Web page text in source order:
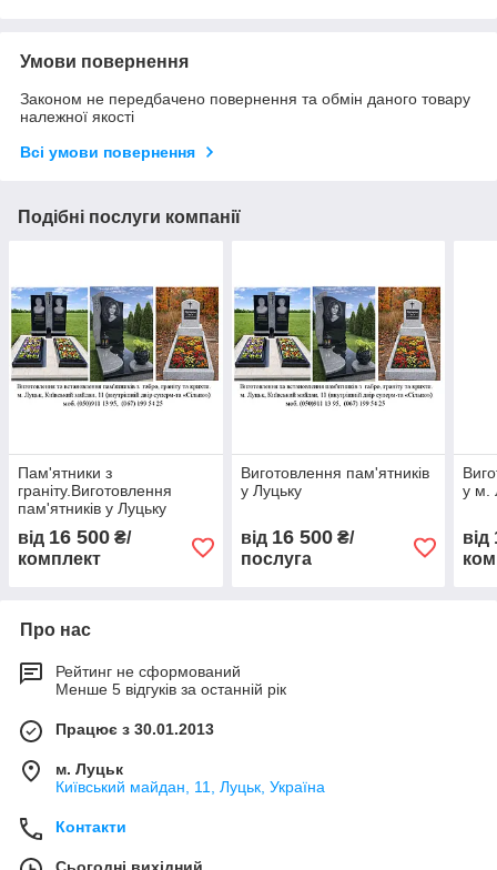
Умови повернення
Законом не передбачено повернення та обмін даного товару
належної якості
Всі умови повернення
Подібні послуги компанії
Пам'ятники з
граніту.Виготовлення
пам'ятників у Луцьку
від 16 500 ₴/
комплект
Виготовлення пам'ятників
у Луцьку
від 16 500₴/
послуга
у м.
від
Про нас
Рейтинг не сформований
Менше 5 відгуків за останній рік
Працює з 30.01.2013
м. Луцьк
Київський майдан, 11, Луцьк, Україна
Контакти